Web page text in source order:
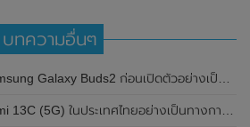
บทความอื่นๆ
Galaxy Buds2 ก่อนเปิดตัวอย่างเป็นทางการ
ประเทศไทยอย่างเป็นทางการแล้ว ในราคาเริ่มต้นเพียง 4,999 บาท